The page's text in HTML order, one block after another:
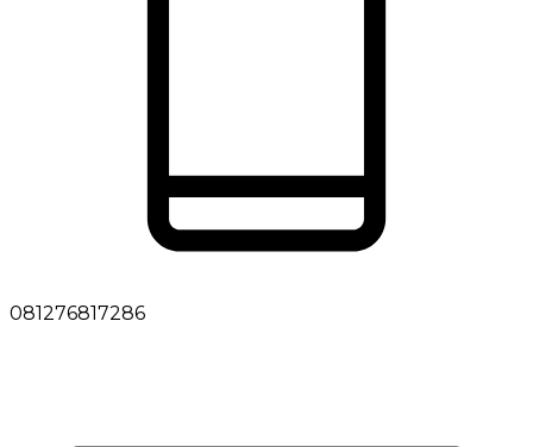
081276817286